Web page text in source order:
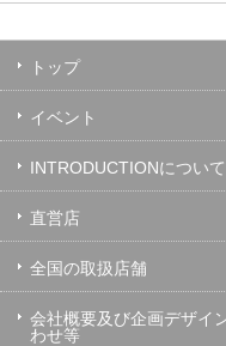
トップ
イベント
INTRODUCTIONについて
直営店
全国の取扱店舗
会社概要及び企画デザイ
わせ等